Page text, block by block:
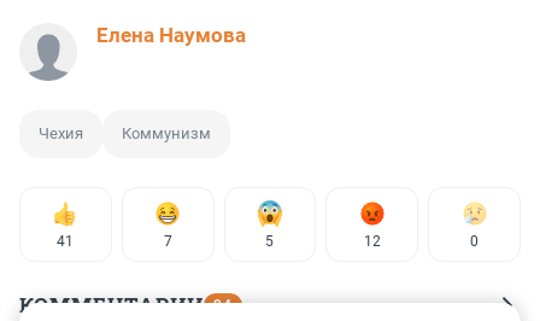
Елена Наумова
Чехия Коммунизм
41 7 5 12 0
КОММЕНТАРИИ 94